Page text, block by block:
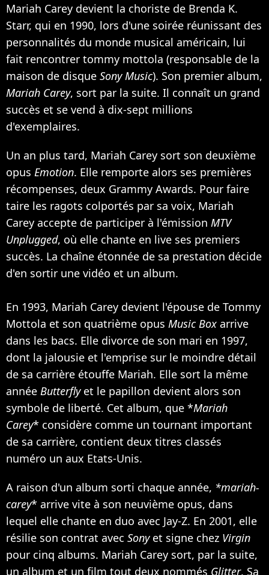
Mariah Carey devient la choriste de Brenda K.
Starr, qui en 1990, lors d'une soirée réunissant des
personnalités du monde musical américain, lui
fait rencontrer tommy mottola (responsable de la
maison de disque Sony Music). Son premier album,
Mariah Carey, sort par la suite. Il connaît un grand
succès et se vend à dix-sept millions
d'exemplaires.
Un an plus tard, Mariah Carey sort son deuxième
opus Emotion. Elle remporte alors ses premières
récompenses, deux Grammy Awards. Pour faire
taire les ragots colportés par sa voix, Mariah
Carey accepte de participer à l'émission MTV
Unplugged, où elle chante en live ses premiers
succès. La chaîne étonnée de sa prestation décide
d'en sortir une vidéo et un album.
En 1993, Mariah Carey devient l'épouse de Tommy
Mottola et son quatrième opus Music Box arrive
dans les bacs. Elle divorce de son mari en 1997,
dont la jalousie et l'emprise sur le moindre détail
de sa carrière étouffe Mariah. Elle sort la même
année Butterflyet le papillon devient alors son
symbole de liberté. Cet album, que *Mariah
Carey* considère comme un tournant important
de sa carrière, contient deux titres classés
numéro un aux Etats-Unis.
A raison d'un album sorti chaque année, *mariah-
carey* arrive vite à son neuvième opus, dans
lequel elle chante en duo avec Jay-Z. En 2001, elle
résilie son contrat avec Sonyet signe chez Virgin
pour cinq albums. Mariah Carey sort, par la suite,
un album et un film tout deux nommés Glitter. Sa